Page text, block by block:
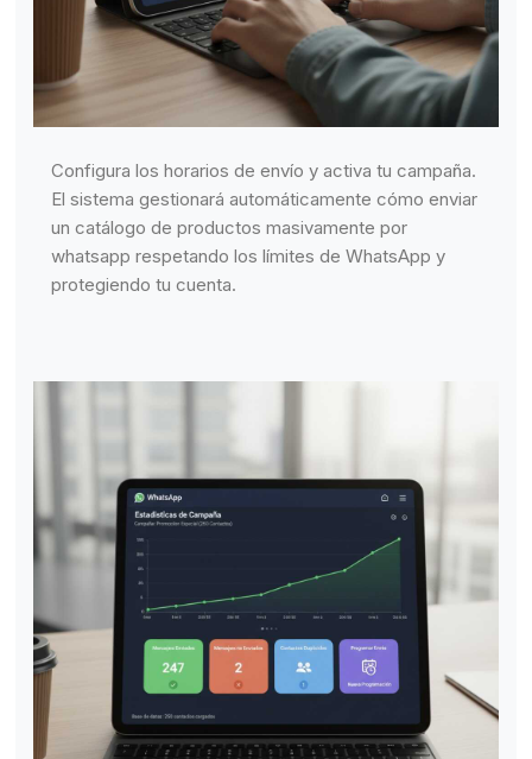
Configura los horarios de envío y activa tu campaña.
El sistema gestionará automáticamente cómo enviar
un catálogo de productos masivamente por
whatsapp respetando los límites de WhatsApp y
protegiendo tu cuenta.